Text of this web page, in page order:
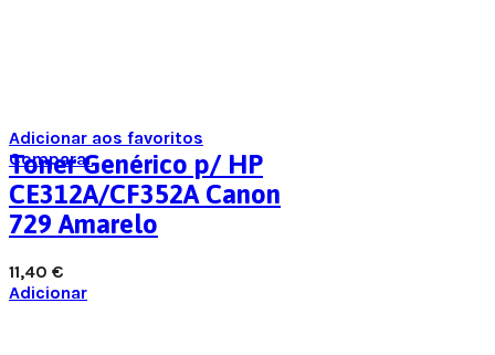
Adicionar aos favoritos
Comparar
Toner Genérico p/ HP
CE312A/CF352A Canon
729 Amarelo
11,40 €
Adicionar